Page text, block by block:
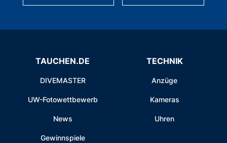
TAUCHEN.DE
DIVEMASTER
UW-Fotowettbewerb
News
Gewinnspiele
TECHNIK
Anzüge
Kameras
Uhren